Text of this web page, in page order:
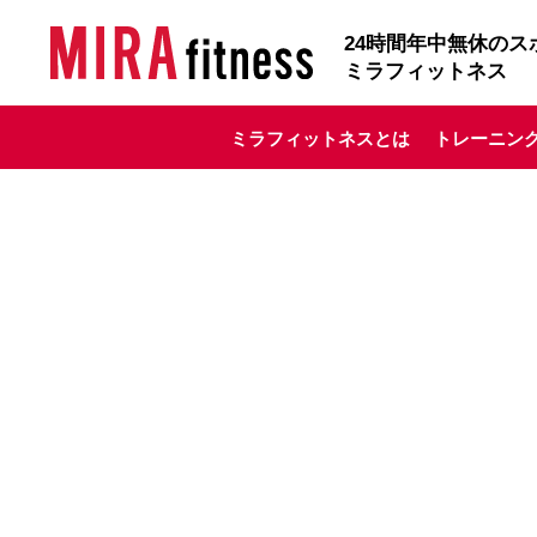
24時間年中無休のス
ミラフィットネス
ミラフィットネスとは トレーニン